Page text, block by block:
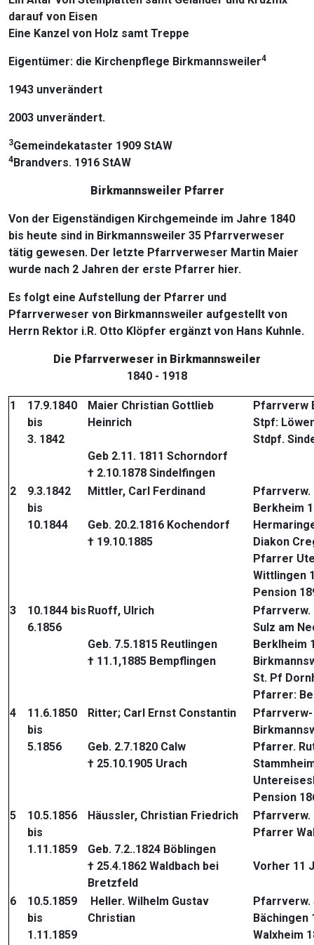
darauf von Eisen
Eine Kanzel von Holz samt Treppe
Eigentümer: die Kirchenpflege Birkmannsweiler4
1943 unverändert
2003 unverändert.
3Gemeindekataster 1909 StAW
4Brandvers. 1916 StAW
Birkmannsweiler Pfarrer
Von der Eigenständigen Kirchgemeinde im Jahre 1840
bis heute sind in Birkmannsweiler 35 Pfarrverweser
tätig gewesen. Der letzte Pfarrverweser Martin Maier
wurde nach 2 Jahren der erste Pfarrer hier.
Es folgt eine Aufstellung der Pfarrer und
Pfarrverweser von Birkmannsweiler aufgestellt von
Herrn Rektor i.R. Otto Klöpfer ergänzt von Hans Kuhnle.
Die Pfarrverweser in Birkmannsweiler
1840 - 1918
1
17.9.1840
bis
3. 1842
Maier Christian Gottlieb
Heinrich
Geb 2.11. 1811 Schorndorf
† 2.10.1878 Sindelfingen
Pfarrverw
Stpf:
Stdpf.
2
9.3.1842
bis
10.1844
Mittler, Carl Ferdinand
Geb. 20.2.1816 Kochendorf
† 19.10.1885
Pfarrverw.
Berkheim
Diakon
Pfarrer
Wittlingen
Pension
3
10.1844 bis
6.1856
Ruoff, Ulrich
Geb. 7.5.1815 Reutlingen
† 11.1,1885 Bempflingen
Pfarrverw.
Sulz am
Berklheim
St. Pf
Pfarrer:
4
11.6.1850
bis
5.1856
Ritter; Carl Ernst Constantin
Geb. 2.7.1820 Calw
† 25.10.1905 Urach
Pfarrverw-
Pfarrer.
Pension
5
10.5.1856
bis
1.11.1859
Häussler, Christian Friedrich
Geb. 7.2..1824 Böblingen
† 25.4.1862 Waldbach bei
Bretzfeld
Pfarrverw.
Pfarrer
Vorher 11
6
10.5.1859
bis
1.11.1859
Heller. Wilhelm Gustav
Christian
Pfarrverw.
Bächingen
Walxheim